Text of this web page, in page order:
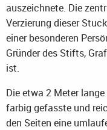
auszeichnete. Die
Verzierung dieser
einer besonderen
Gründer des Stifts,
ist.
Die etwa 2 Meter
farbig gefasste und
den Seiten eine